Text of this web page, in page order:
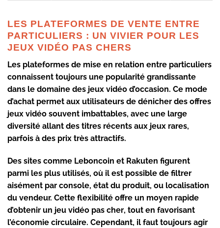
LES PLATEFORMES DE VENTE ENTRE
PARTICULIERS : UN VIVIER POUR LES
JEUX VIDÉO PAS CHERS
Les plateformes de mise en relation entre particuliers
connaissent toujours une popularité grandissante
dans le domaine des jeux vidéo d’occasion. Ce mode
d’achat permet aux utilisateurs de dénicher des offres
jeux vidéo souvent imbattables, avec une large
diversité allant des titres récents aux jeux rares,
parfois à des prix très attractifs.
Des sites comme Leboncoin et Rakuten figurent
parmi les plus utilisés, où il est possible de filtrer
aisément par console, état du produit, ou localisation
du vendeur. Cette flexibilité offre un moyen rapide
d’obtenir un jeu vidéo pas cher, tout en favorisant
l’économie circulaire. Cependant, il faut toujours agir